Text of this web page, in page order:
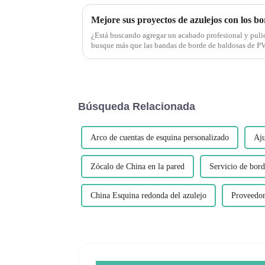
¿Está buscando agregar un acabado profesional y
busque más que las bandas de borde de baldosas de PVC de
Búsqueda Relacionada
Arco de cuentas de esquina personalizado
Zócalo de China en la pared Servicio de
China Esquina redonda del azulejo